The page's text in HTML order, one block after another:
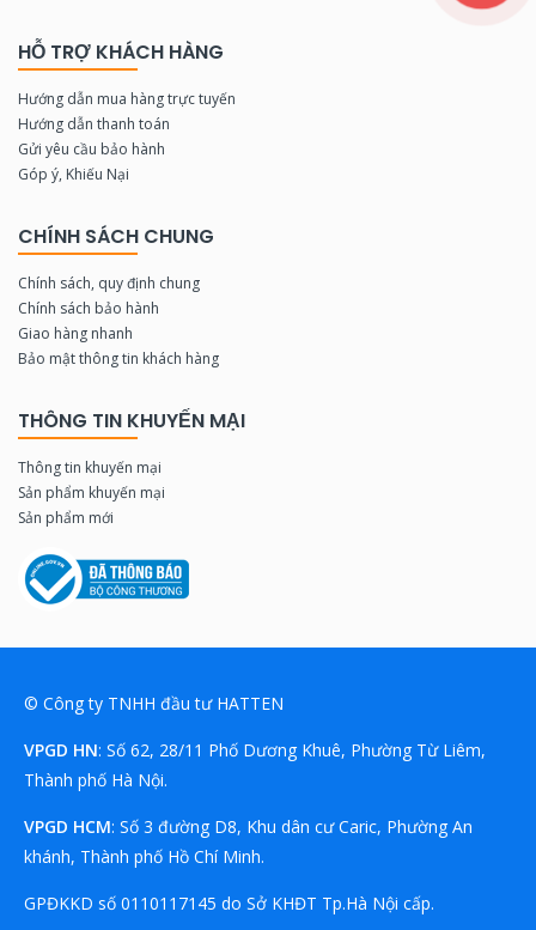
HỖ TRỢ KHÁCH HÀNG
Hướng dẫn mua hàng trực tuyến
Hướng dẫn thanh toán
Gửi yêu cầu bảo hành
Góp ý, Khiếu Nại
CHÍNH SÁCH CHUNG
Chính sách, quy định chung
Chính sách bảo hành
Giao hàng nhanh
Bảo mật thông tin khách hàng
THÔNG TIN KHUYẾN MẠI
Thông tin khuyến mại
Sản phẩm khuyến mại
Sản phẩm mới
© Công ty TNHH đầu tư HATTEN
VPGD HN: Số 62, 28/11 Phố Dương Khuê, Phường Từ Liêm,
Thành phố Hà Nội.
VPGD HCM: Số 3 đường D8, Khu dân cư Caric, Phường An
khánh, Thành phố Hồ Chí Minh.
GPĐKKD số 0110117145 do Sở KHĐT Tp.Hà Nội cấp.